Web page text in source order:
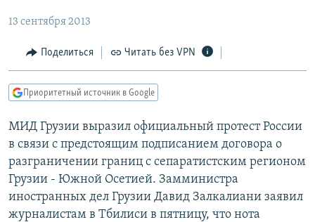
Вернутся
Вернутся
поиску
МНЕНИЯ
КУЛЬТУРА
КАВКАЗ.РЕАЛИИ
СЕВЕР.РЕАЛИИ
СИБИРЬ.РЕАЛИИ
РАСПИСАНИЕ ВЕЩАНИЯ
ПОДПИШИТЕСЬ НА РАССЫЛКУ
13 сентября 2013
Поделиться Читать без VPN
Приоритетный источник в Google
МИД Грузии выразил официальный протест России
в связи с предстоящим подписанием договора о
разграничении границ с сепаратистским регионом
Грузии - Южной Осетией. Замминистра
иностранных дел Грузии Давид Залкалиани заявил
журналистам в Тбилиси в пятницу, что нота